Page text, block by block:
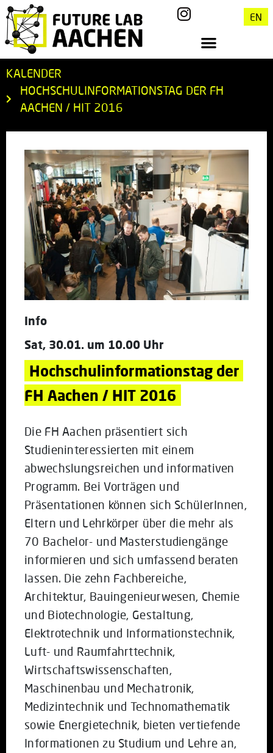
EN
KALENDER
HOCHSCHULINFORMATIONSTAG DER FH
AACHEN / HIT 2016
Info
Sat, 30.01. um 10.00 Uhr
Hochschulinformationstag der
FH Aachen / HIT 2016
Die FH Aachen präsentiert sich
Studieninteressierten mit einem
abwechslungsreichen und informativen
Programm. Bei Vorträgen und
Präsentationen können sich SchülerInnen,
Eltern und Lehrkörper über die mehr als
70 Bachelor- und Masterstudiengänge
informieren und sich umfassend beraten
lassen. Die zehn Fachbereiche,
Architektur, Bauingenieurwesen, Chemie
und Biotechnologie, Gestaltung,
Elektrotechnik und Informationstechnik,
Luft- und Raumfahrttechnik,
Wirtschaftswissenschaften,
Maschinenbau und Mechatronik,
Medizintechnik und Technomathematik
sowie Energietechnik, bieten vertiefende
Informationen zu Studium und Lehre an,